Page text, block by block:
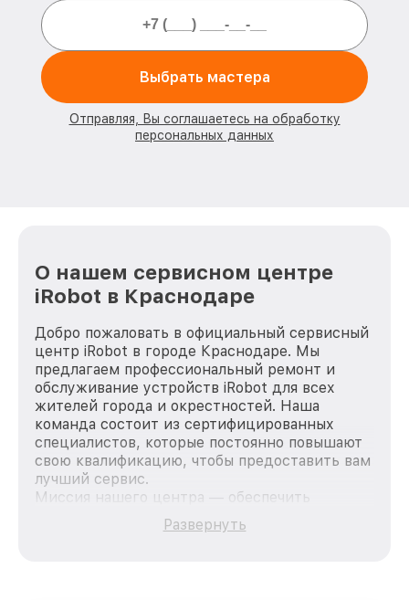
Выбрать мастера
Отправляя, Вы соглашаетесь на обработку
персональных данных
О нашем сервисном центре
iRobot в Краснодаре
Добро пожаловать в официальный сервисный
центр iRobot в городе Краснодаре. Мы
предлагаем профессиональный ремонт и
обслуживание устройств iRobot для всех
жителей города и окрестностей. Наша
команда состоит из сертифицированных
специалистов, которые постоянно повышают
свою квалификацию, чтобы предоставить вам
лучший сервис.
Миссия нашего центра — обеспечить
качественный и доступный ремонт для
каждого пользователя продукции iRobot, вне
Развернуть